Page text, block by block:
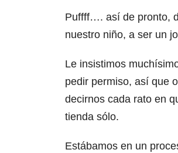
Puffff…. así de pronto,
nuestro niño, a ser un
Le insistimos
pedir permiso, así que
decirnos cada rato en
tienda sólo.
Estábamos en un